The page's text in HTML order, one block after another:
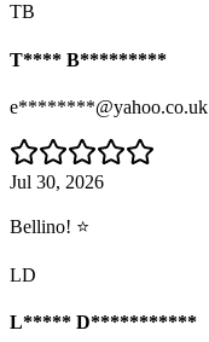
TB
T**** B*********
e********@yahoo.co.uk
Jul 30, 2026
Bellino! ⭐
LD
L***** D***********